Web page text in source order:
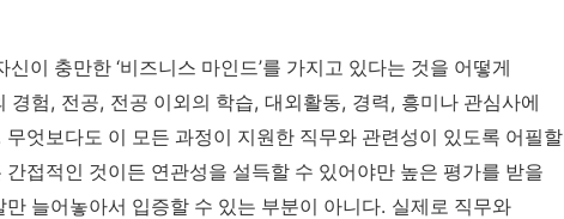
신이 충만한 ‘비즈니스 마인드’를 가지고 있다는 것을 어떻게
경험, 전공, 전공 이외의 학습, 대외활동, 경력, 흥미나 관심사에
무엇보다도 이 모든 과정이 지원한 직무와 관련성이 있도록 어필할
간접적인 것이든 연관성을 설득할 수 있어야만 높은 평가를 받을
만 늘어놓아서 입증할 수 있는 부분이 아니다. 실제로 직무와